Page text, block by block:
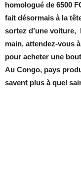
homologué de 6500
fait désormais à la
sortez d’une voiture,
main, attendez-vous
pour acheter une
Au Congo, pays
savent plus à quel